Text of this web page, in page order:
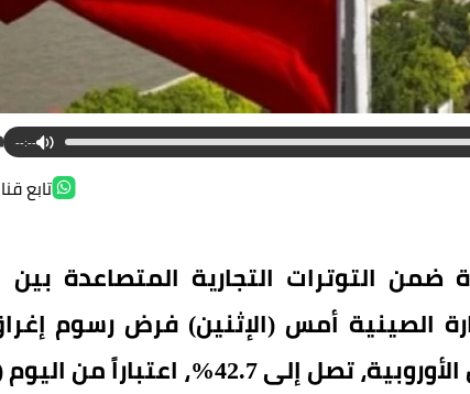
--:--
تابع
التوترات التجارية المتصاعدة بين
الصينية أمس (الإثنين) فرض رسوم
اعتباراً من اليوم (الثلاثاء).